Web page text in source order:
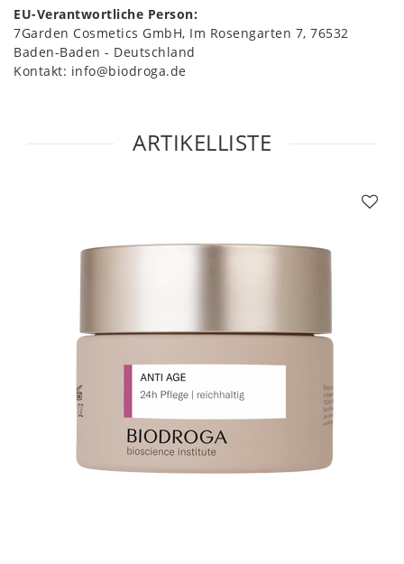
EU-Verantwortliche Person:
7Garden Cosmetics GmbH Im Rosengarten 7 76532
Baden-Baden
Deutschland
Kontakt: info@biodroga.de
ARTIKELLISTE